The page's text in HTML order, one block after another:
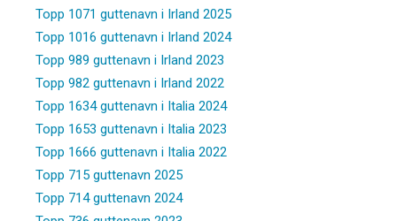
Topp 1071 guttenavn i Irland 2025
Topp 1016 guttenavn i Irland 2024
Topp 989 guttenavn i Irland 2023
Topp 982 guttenavn i Irland 2022
Topp 1634 guttenavn i Italia 2024
Topp 1653 guttenavn i Italia 2023
Topp 1666 guttenavn i Italia 2022
Topp 715 guttenavn 2025
Topp 714 guttenavn 2024